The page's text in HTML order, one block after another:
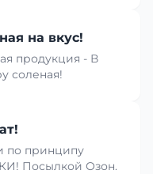
на вкус!
продукция - В
соленая!
по принципу
Посылкой Озон.